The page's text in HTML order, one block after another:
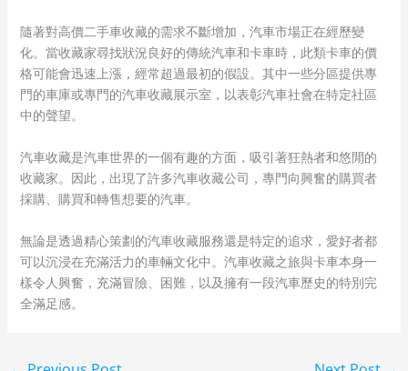
隨著對高價二手車收藏的需求不斷增加，汽車市場正在經歷變
化。當收藏家尋找狀況良好的傳統汽車和卡車時，此類卡車的價
格可能會迅速上漲，經常超過最初的假設。其中一些分區提供專
門的車庫或專門的汽車收藏展示室，以表彰汽車社會在特定社區
中的聲望。
汽車收藏是汽車世界的一個有趣的方面，吸引著狂熱者和悠閒的
收藏家。因此，出現了許多汽車收藏公司，專門向興奮的購買者
採購、購買和轉售想要的汽車。
無論是透過精心策劃的汽車收藏服務還是特定的追求，愛好者都
可以沉浸在充滿活力的車輛文化中。汽車收藏之旅與卡車本身一
樣令人興奮，充滿冒險、困難，以及擁有一段汽車歷史的特別完
全滿足感。